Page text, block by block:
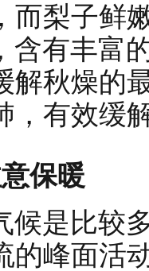
而梨子鲜
含有丰富
解秋燥的
，有效缓
保暖
候是比较
的峰面活